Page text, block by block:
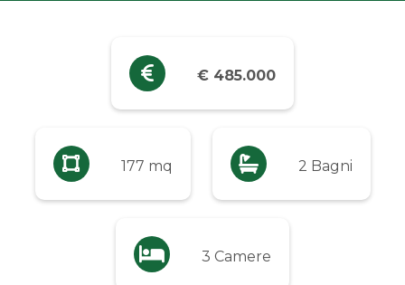
€ 485.000
177 mq 2 Bagni
3 Camere
Fino a € 5.000
Da € 10.000 a € 20.000